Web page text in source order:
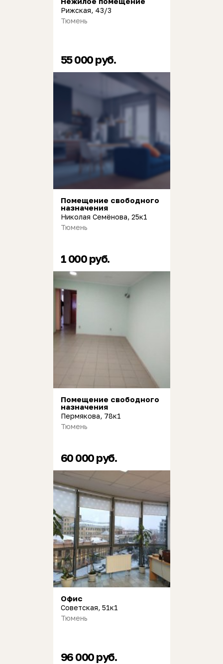
Рижская, 43/3
Тюмень
55 000 руб.
Помещение свободного
назначения
Николая Семёнова, 25к1
Тюмень
1 000 руб.
Помещение свободного
назначения
Пермякова, 78к1
Тюмень
60 000 руб.
Офис
Советская, 51к1
Тюмень
96 000 руб.